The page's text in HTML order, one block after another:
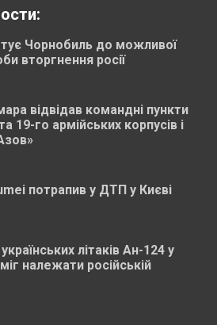
Чорнобиль до можливої
вторгнення росії
відвідав командні пункти
19-го армійських корпусів і
потрапив у ДТП у Києві
літаків Ан-124 у
належати російській